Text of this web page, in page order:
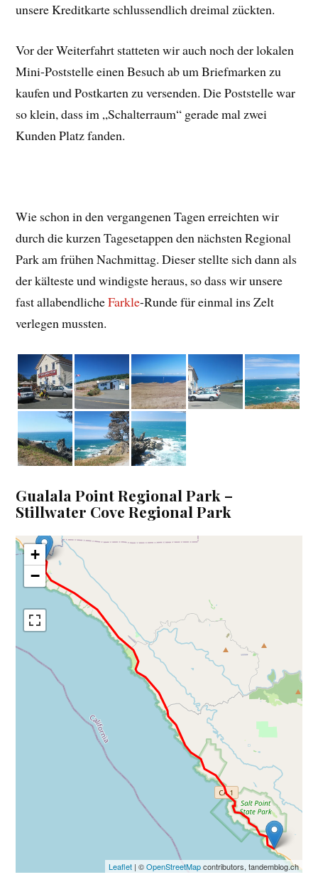
unsere Kreditkarte schlussendlich dreimal zückten.
Vor der Weiterfahrt statteten wir auch noch der lokalen
Mini-Poststelle einen Besuch ab um Briefmarken zu
kaufen und Postkarten zu versenden. Die Poststelle war
so klein, dass im „Schalterraum“ gerade mal zwei
Kunden Platz fanden.
Wie schon in den vergangenen Tagen erreichten wir
durch die kurzen Tagesetappen den nächsten Regional
Park am frühen Nachmittag. Dieser stellte sich dann als
der kälteste und windigste heraus, so dass wir unsere
fast allabendlicheFarkle-Runde für einmal ins Zelt
verlegen mussten.
Gualala Point Regional Park –
Stillwater Cove Regional Park
+
−
Leaflet| ©OpenStreetMapcontributors, tandemblog.ch